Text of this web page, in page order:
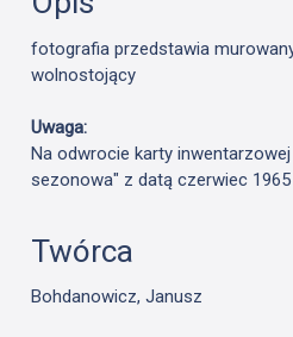
fotografia przedstawia
wolnostojący
Uwaga:
Na odwrocie karty
sezonowa" z datą czerwiec 1965
Twórca
Bohdanowicz, Janusz